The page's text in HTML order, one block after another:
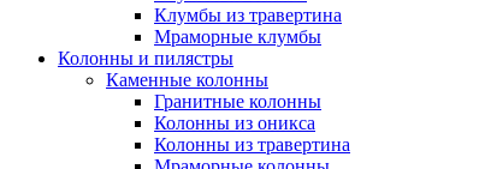
Клумбы из травертина
Мраморные клумбы
Колонны и пилястры
Каменные колонны
Гранитные колонны
Колонны из оникса
Колонны из травертина